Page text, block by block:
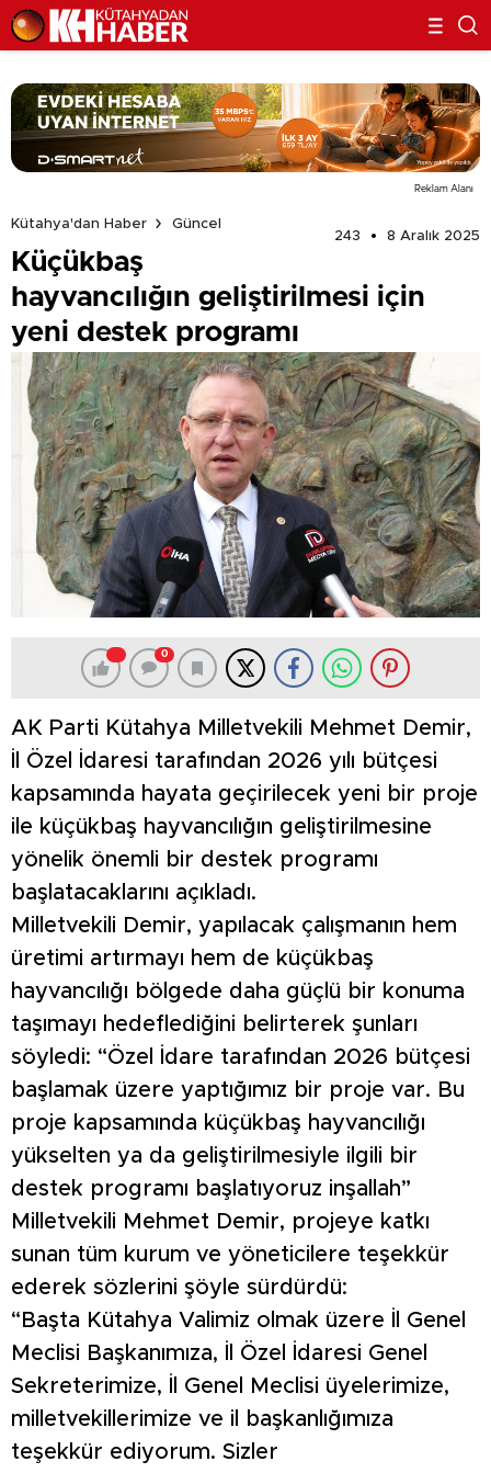
Reklam Alanı
Kütahya'dan Haber
Güncel
243
8 Aralık 2025
Küçükbaş
hayvancılığın geliştirilmesi için
yeni destek programı
0
AK Parti Kütahya Milletvekili Mehmet Demir,
İl Özel İdaresi tarafından 2026 yılı bütçesi
kapsamında hayata geçirilecek yeni bir proje
ile küçükbaş hayvancılığın geliştirilmesine
yönelik önemli bir destek programı
başlatacaklarını açıkladı.
Milletvekili Demir, yapılacak çalışmanın hem
üretimi artırmayı hem de küçükbaş
hayvancılığı bölgede daha güçlü bir konuma
taşımayı hedeflediğini belirterek şunları
söyledi: “Özel İdare tarafından 2026 bütçesi
başlamak üzere yaptığımız bir proje var. Bu
proje kapsamında küçükbaş hayvancılığı
yükselten ya da geliştirilmesiyle ilgili bir
destek programı başlatıyoruz inşallah”
Milletvekili Mehmet Demir, projeye katkı
sunan tüm kurum ve yöneticilere teşekkür
ederek sözlerini şöyle sürdürdü:
“Başta Kütahya Valimiz olmak üzere İl Genel
Meclisi Başkanımıza, İl Özel İdaresi Genel
Sekreterimize, İl Genel Meclisi üyelerimize,
milletvekillerimize ve il başkanlığımıza
teşekkür ediyorum. Sizler